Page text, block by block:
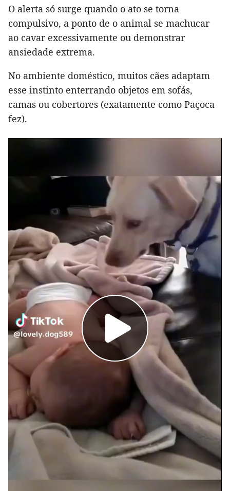
O alerta só surge quando o ato se torna
compulsivo, a ponto de o animal se machucar
ao cavar excessivamente ou demonstrar
ansiedade extrema.
No ambiente doméstico, muitos cães adaptam
esse instinto enterrando objetos em sofás,
camas ou cobertores (exatamente como Paçoca
fez).